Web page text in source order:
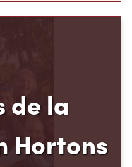
Hortons